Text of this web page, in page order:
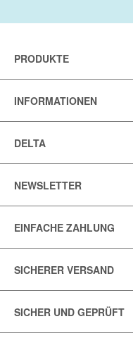
PRODUKTE
INFORMATIONEN
DELTA
NEWSLETTER
EINFACHE ZAHLUNG
SICHERER VERSAND
SICHER UND GEPRÜFT